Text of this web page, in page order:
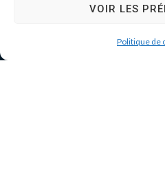
VOIR LES
Politique de